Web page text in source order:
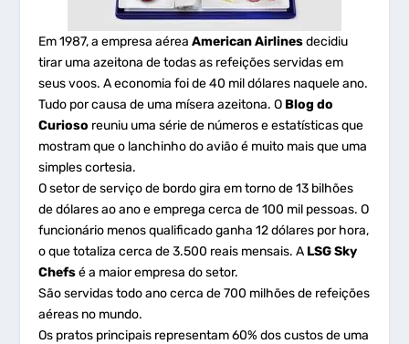
Em 1987, a empresa aéreaAmerican Airlinesdecidiu
tirar uma azeitona de todas as refeições servidas em
seus voos. A economia foi de 40 mil dólares naquele ano.
Tudo por causa de uma mísera azeitona. O Blog do
Curioso reuniu uma série de números e estatísticas que
mostram que o lanchinho do avião é muito mais que uma
simples cortesia.
O setor de serviço de bordo gira em torno de 13 bilhões
de dólares ao ano e emprega cerca de 100 mil pessoas. O
funcionário menos qualificado ganha 12 dólares por hora,
o que totaliza cerca de 3.500 reais mensais. A LSG Sky
Chefsé a maior empresa do setor.
São servidas todo ano cerca de 700 milhões de refeições
aéreas no mundo.
Os pratos principais representam 60% dos custos de uma